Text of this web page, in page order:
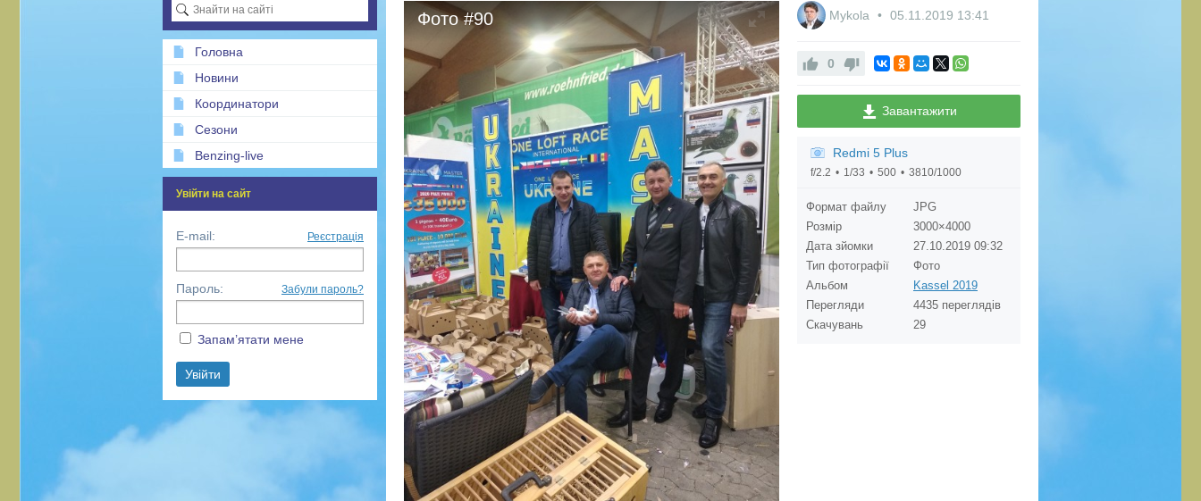
Фото #90 Mykola 05.11.2019 13:41
0
Завантажити
Redmi 5 Plus
f/2.2 1/33 500 3810/1000
Формат файлу
JPG
Розмір
3000×4000
Дата зйомки
27.10.2019 09:32
Тип фотографії
Фото
Альбом
Kassel 2019
Перегляди
4435 переглядів
Скачувань
29
Головна
Новини
Координатори
Сезони
Benzing-live
Увійти на сайт
E-mail: Реєстрація
Пароль: Забули пароль?
Запам’ятати мене